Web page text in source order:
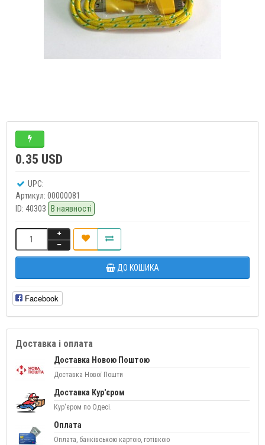
0.35 USD
UPC:
Артикул: 00000081
ID: 40303 В наявності
ДО КОШИКА
Facebook
Доставка і оплата
Доставка Новою Поштою
Доставка Нової Пошти
Доставка Кур'єром
Кур'єром по Одесі.
Оплата
Оплата, банківською картою, готівкою